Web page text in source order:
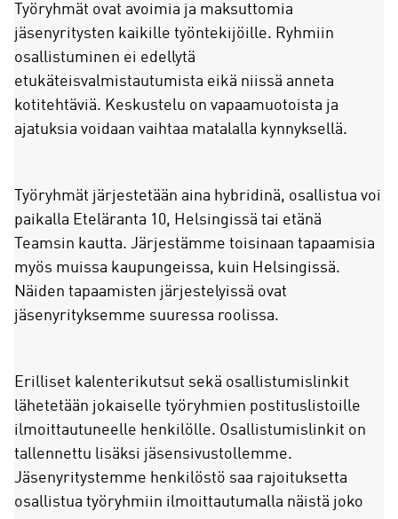
Työryhmät ovat avoimia ja maksuttomia
jäsenyritysten kaikille työntekijöille. Ryhmiin
osallistuminen ei edellytä
etukäteisvalmistautumista eikä niissä anneta
kotitehtäviä. Keskustelu on vapaamuotoista ja
ajatuksia voidaan vaihtaa matalalla kynnyksellä.
Työryhmät järjestetään aina hybridinä, osallistua voi
paikalla Eteläranta 10, Helsingissä tai etänä
Teamsin kautta. Järjestämme toisinaan tapaamisia
myös muissa kaupungeissa, kuin Helsingissä.
Näiden tapaamisten järjestelyissä ovat
jäsenyrityksemme suuressa roolissa.
Erilliset kalenterikutsut sekä osallistumislinkit
lähetetään jokaiselle työryhmien postituslistoille
ilmoittautuneelle henkilölle. Osallistumislinkit on
tallennettu lisäksi jäsensivustollemme.
Jäsenyritystemme henkilöstö saa rajoituksetta
osallistua työryhmiin ilmoittautumalla näistä joko